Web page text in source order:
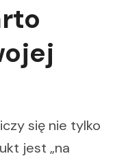
się nie tylko
jest „na